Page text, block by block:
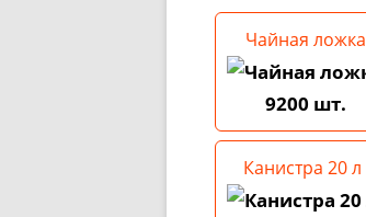
Чайная ложка
9200 шт.
Канистра 20 л